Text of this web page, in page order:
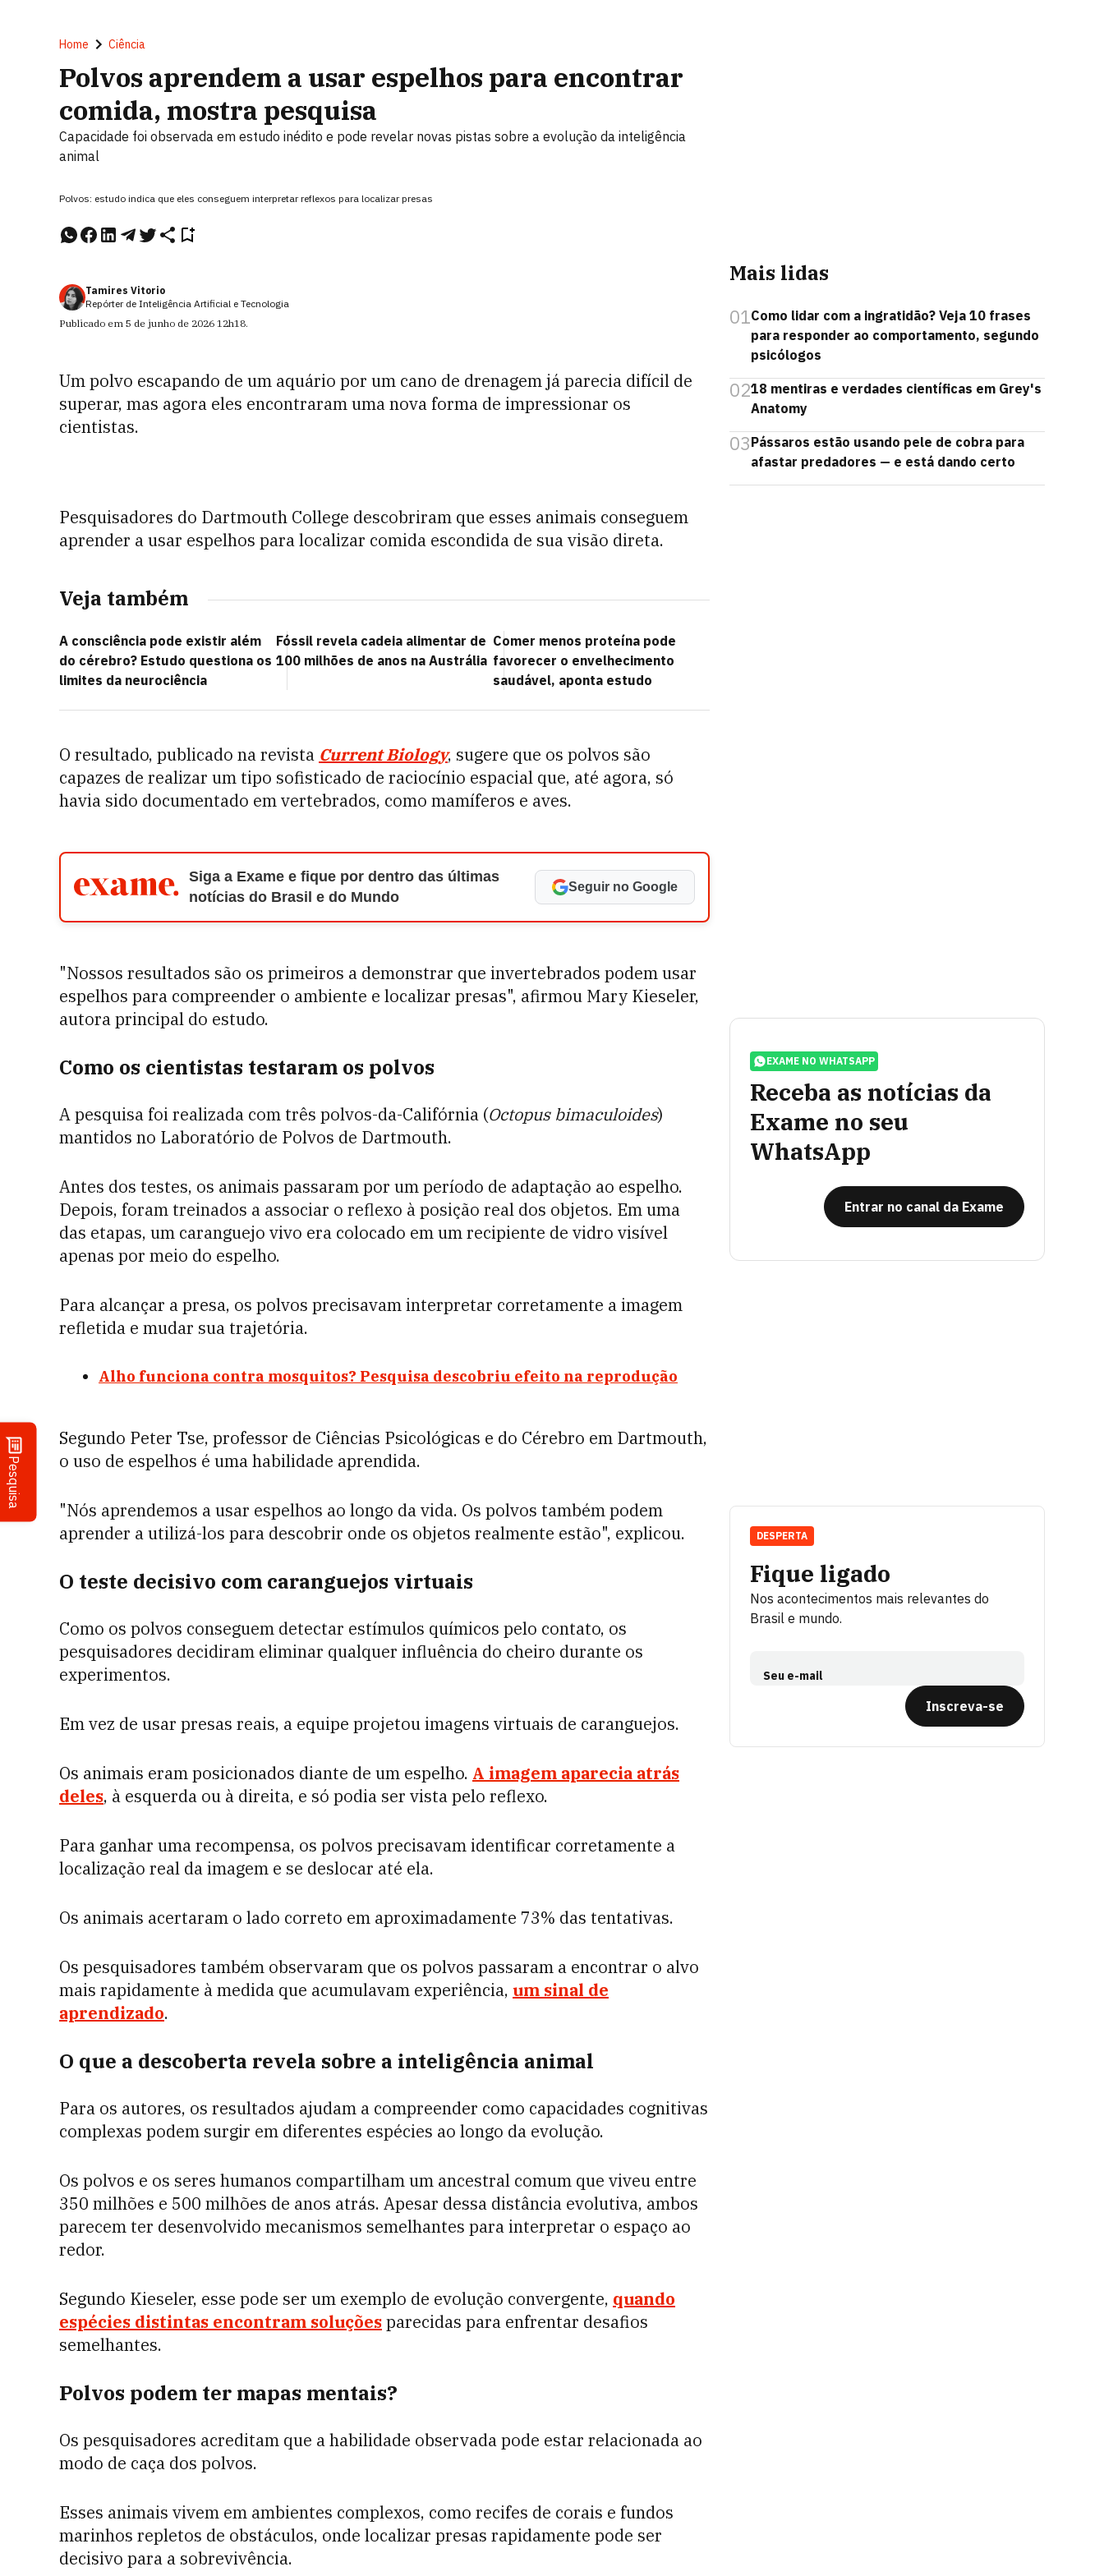
Pesquisa
Home Ciência
Polvos aprendem a usar espelhos para encontrar
comida, mostra pesquisa
Capacidade foi observada em estudo inédito e pode revelar novas pistas sobre a evolução da inteligência
animal
Polvos: estudo indica que eles conseguem interpretar reflexos para localizar presas
Tamires Vitorio
Repórter de Inteligência Artificial e Tecnologia
Publicado em 5 de junho de 2026 12h18.
Um polvo escapando de um aquário por um cano de drenagem já parecia difícil de
superar, mas agora eles encontraram uma nova forma de impressionar os
cientistas.
Pesquisadores do Dartmouth College descobriram que esses animais conseguem
aprender a usar espelhos para localizar comida escondida de sua visão direta.
Veja também
A consciência pode existir além
do cérebro? Estudo questiona os
limites da neurociência
Fóssil revela cadeia alimentar de
100 milhões de anos na Austrália
Comer menos proteína pode
favorecer o envelhecimento
saudável, aponta estudo
O resultado, publicado na revista Current Biology, sugere que os polvos são
capazes de realizar um tipo sofisticado de raciocínio espacial que, até agora, só
havia sido documentado em vertebrados, como mamíferos e aves.
Siga a Exame e fique por dentro das últimas
notícias do Brasil e do Mundo
Seguir no Google
"Nossos resultados são os primeiros a demonstrar que invertebrados podem usar
espelhos para compreender o ambiente e localizar presas", afirmou Mary Kieseler,
autora principal do estudo.
Como os cientistas testaram os polvos
A pesquisa foi realizada com três polvos-da-Califórnia (Octopus bimaculoides)
mantidos no Laboratório de Polvos de Dartmouth.
Antes dos testes, os animais passaram por um período de adaptação ao espelho.
Depois, foram treinados a associar o reflexo à posição real dos objetos. Em uma
das etapas, um caranguejo vivo era colocado em um recipiente de vidro visível
apenas por meio do espelho.
Para alcançar a presa, os polvos precisavam interpretar corretamente a imagem
refletida e mudar sua trajetória.
Alho funciona contra mosquitos? Pesquisa descobriu efeito na reprodução
Segundo Peter Tse, professor de Ciências Psicológicas e do Cérebro em Dartmouth,
o uso de espelhos é uma habilidade aprendida.
"Nós aprendemos a usar espelhos ao longo da vida. Os polvos também podem
aprender a utilizá-los para descobrir onde os objetos realmente estão", explicou.
O teste decisivo com caranguejos virtuais
Como os polvos conseguem detectar estímulos químicos pelo contato, os
pesquisadores decidiram eliminar qualquer influência do cheiro durante os
experimentos.
Em vez de usar presas reais, a equipe projetou imagens virtuais de caranguejos.
Os animais eram posicionados diante de um espelho. A imagem aparecia atrás
deles, à esquerda ou à direita, e só podia ser vista pelo reflexo.
Para ganhar uma recompensa, os polvos precisavam identificar corretamente a
localização real da imagem e se deslocar até ela.
Os animais acertaram o lado correto em aproximadamente 73% das tentativas.
Os pesquisadores também observaram que os polvos passaram a encontrar o alvo
mais rapidamente à medida que acumulavam experiência, um sinal de
aprendizado.
O que a descoberta revela sobre a inteligência animal
Para os autores, os resultados ajudam a compreender como capacidades cognitivas
complexas podem surgir em diferentes espécies ao longo da evolução.
Os polvos e os seres humanos compartilham um ancestral comum que viveu entre
350 milhões e 500 milhões de anos atrás. Apesar dessa distância evolutiva, ambos
parecem ter desenvolvido mecanismos semelhantes para interpretar o espaço ao
redor.
Segundo Kieseler, esse pode ser um exemplo de evolução convergente, quando
espécies distintas encontram soluçõesparecidas para enfrentar desafios
semelhantes.
Polvos podem ter mapas mentais?
Os pesquisadores acreditam que a habilidade observada pode estar relacionada ao
modo de caça dos polvos.
Esses animais vivem em ambientes complexos, como recifes de corais e fundos
marinhos repletos de obstáculos, onde localizar presas rapidamente pode ser
decisivo para a sobrevivência.
Mais lidas
01Como lidar com a ingratidão? Veja 10 frases
para responder ao comportamento, segundo
psicólogos
0218 mentiras e verdades científicas em Grey's
Anatomy
03Pássaros estão usando pele de cobra para
afastar predadores — e está dando certo
EXAME NO WHATSAPP
Receba as notícias da
Exame no seu
WhatsApp
Entrar no canal da Exame
Fique ligado
Nos acontecimentos mais relevantes do
Brasil e mundo.
Seu e-mail
Inscreva-se
DESPERTA